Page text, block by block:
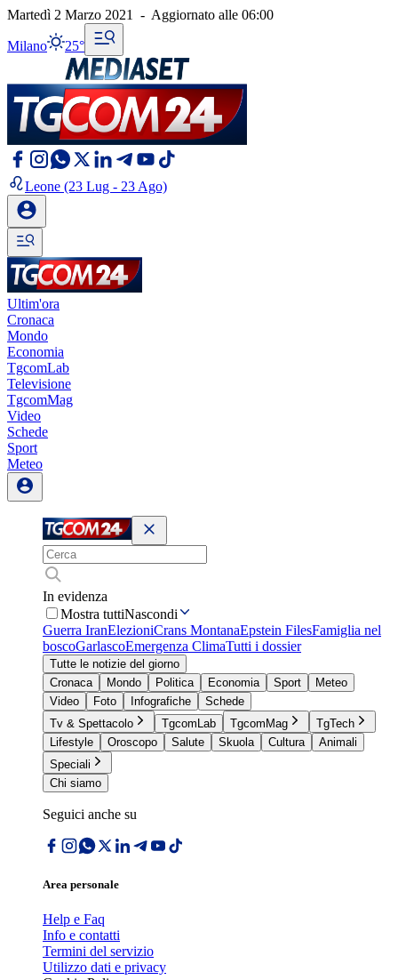
Martedì 2 Marzo 2021 - Aggiornato alle 06:00
Milano 25°
Leone (23 Lug - 23 Ago)
Ultim'ora
Cronaca
Mondo
Economia
TgcomLab
Televisione
TgcomMag
Video
Schede
Sport
Meteo
In evidenza
Mostra tuttiNascondi
Guerra IranElezioniCrans MontanaEpstein FilesFamiglia nel
boscoGarlascoEmergenza ClimaTutti i dossier
Tutte le notizie del giorno
Cronaca
Mondo Politica Economia Sport
Meteo
Video
Foto Infografiche
Schede
Tv & Spettacolo
TgcomLab TgcomMag
TgTech
Lifestyle
Oroscopo Salute Skuola Cultura
Animali
Speciali
Chi siamo
Seguici anche su
Area personale
Help e Faq
Info e contatti
Termini del servizio
Utilizzo dati e privacy